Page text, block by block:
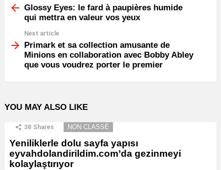
moreGlossy Eyes: le fard à paupières humide
qui mettra en valeur vos yeux
Next article
Primark et sa collection amusante de
Minions en collaboration avec Bobby Abley
que vous voudrez porter le premier
YOU MAY ALSO LIKE
38 Shares NON CLASSÉ
Yeniliklerle dolu sayfa yapısı
eyvahdolandirildim.com’da gezinmeyi
kolaylaştırıyor